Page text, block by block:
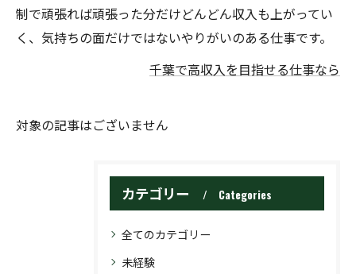
制で頑張れば頑張った分だけどんどん収入も上がってい
く、気持ちの面だけではないやりがいのある仕事です。
千葉で高収入を目指せる仕事なら
対象の記事はございません
カテゴリー Categories
全てのカテゴリー
未経験